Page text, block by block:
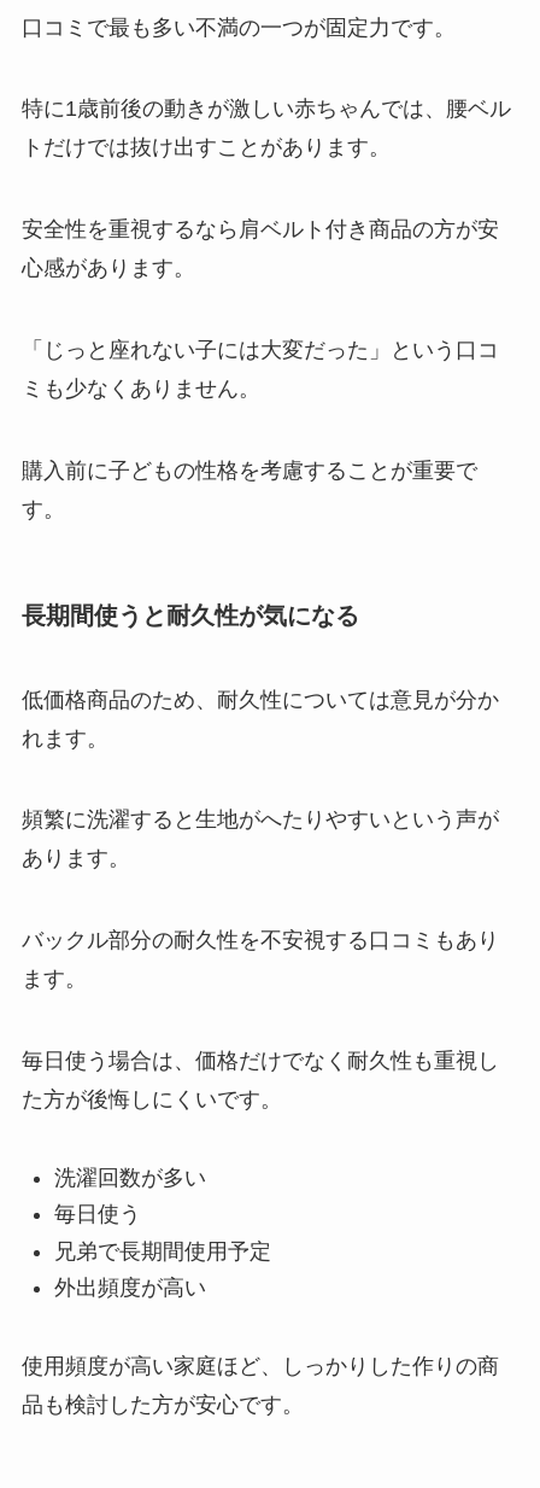
口コミで最も多い不満の一つが固定力です。
特に1歳前後の動きが激しい赤ちゃんでは、腰ベル
トだけでは抜け出すことがあります。
安全性を重視するなら肩ベルト付き商品の方が安
心感があります。
「じっと座れない子には大変だった」という口コ
ミも少なくありません。
購入前に子どもの性格を考慮することが重要で
す。
長期間使うと耐久性が気になる
低価格商品のため、耐久性については意見が分か
れます。
頻繁に洗濯すると生地がへたりやすいという声が
あります。
バックル部分の耐久性を不安視する口コミもあり
ます。
毎日使う場合は、価格だけでなく耐久性も重視し
た方が後悔しにくいです。
洗濯回数が多い
毎日使う
兄弟で長期間使用予定
外出頻度が高い
使用頻度が高い家庭ほど、しっかりした作りの商
品も検討した方が安心です。